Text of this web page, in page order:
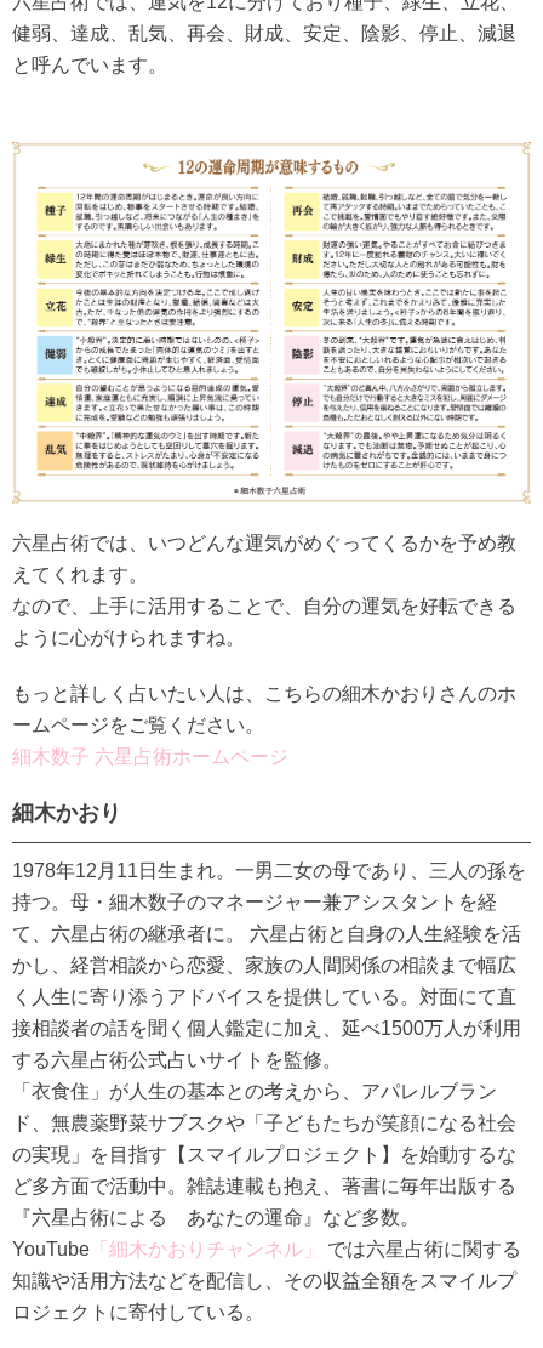
健弱、達成、乱気、再会、財成、安定、陰影、停止、減退
と呼んでいます。
六星占術では、いつどんな運気がめぐってくるかを予め教
えてくれます。
なので、上手に活用することで、自分の運気を好転できる
ように心がけられますね。
もっと詳しく占いたい人は、こちらの細木かおりさんのホ
ームページをご覧ください。
細木数子 六星占術ホームページ
細木かおり
1978年12月11日生まれ。一男二女の母であり、三人の孫を
持つ。母・細木数子のマネージャー兼アシスタントを経
て、六星占術の継承者に。 六星占術と自身の人生経験を活
かし、経営相談から恋愛、家族の人間関係の相談まで幅広
く人生に寄り添うアドバイスを提供している。対面にて直
接相談者の話を聞く個人鑑定に加え、延べ1500万人が利用
する六星占術公式占いサイトを監修。
「衣食住」が人生の基本との考えから、アパレルブラン
ド、無農薬野菜サブスクや「子どもたちが笑顔になる社会
の実現」を目指す【スマイルプロジェクト】を始動するな
ど多方面で活動中。雑誌連載も抱え、著書に毎年出版する
『六星占術による あなたの運命』など多数。
YouTube 「細木かおりチャンネル」
では六星占術に関する
知識や活用方法などを配信し、その収益全額をスマイルプ
ロジェクトに寄付している。